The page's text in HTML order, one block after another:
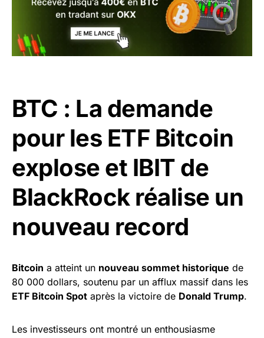
BTC : La demande
pour les ETF Bitcoin
explose et IBIT de
BlackRock réalise un
nouveau record
Bitcoin a atteint un nouveau sommet historique de
80 000 dollars, soutenu par un afflux massif dans les
ETF Bitcoin Spot après la victoire de Donald Trump.
Les investisseurs ont montré un enthousiasme